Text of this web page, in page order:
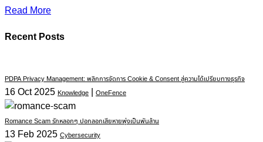
Read More
Recent Posts
PDPA Privacy Management: พลิกการจัดการ Cookie & Consent สู่ความได้เปรียบทางธุรกิจ
16 Oct 2025 Knowledge | OneFence
Romance Scam รักหลอกๆ ปอกลอกเสียหายพุ่งเป็นพันล้าน
13 Feb 2025 Cybersecurity